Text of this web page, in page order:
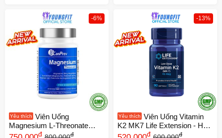
-6%
Yêu thích
Viên Uống
Magnesium L-Threonate
CanPrev 120 viên - Hỗ Trợ
đ đ
-13%
Yêu thích
Viên Uống Vitamin
K2 MK7 Life Extension - Hỗ
Trợ Sức Khoẻ Xương và Tim
đ đ